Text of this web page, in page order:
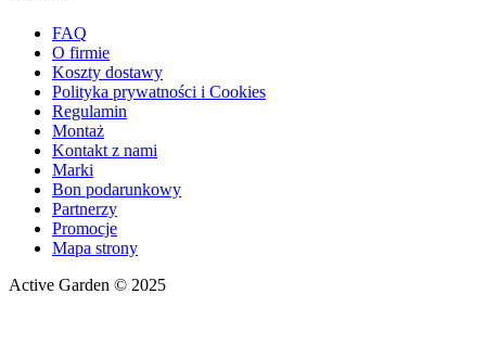
FAQ
O firmie
Koszty dostawy
Polityka prywatności i Cookies
Regulamin
Montaż
Kontakt z nami
Marki
Bon podarunkowy
Partnerzy
Promocje
Mapa strony
Active Garden © 2025